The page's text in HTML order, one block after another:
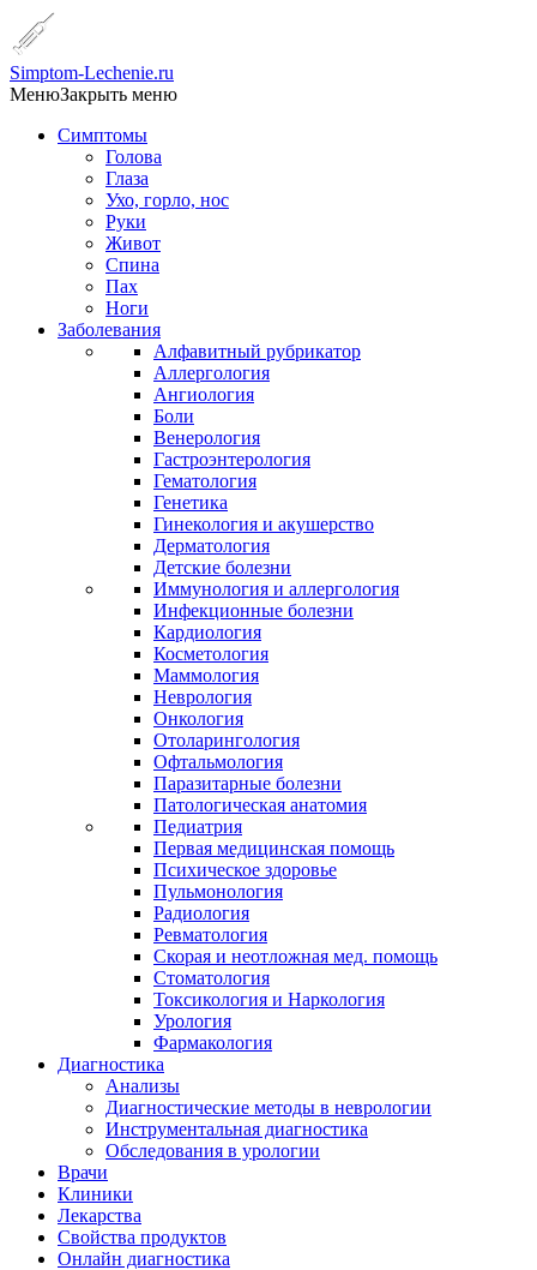
Simptom-Lechenie.ru
МенюЗакрыть меню
Симптомы
Голова
Глаза
Ухо, горло, нос
Руки
Живот
Спина
Пах
Ноги
Заболевания
Алфавитный рубрикатор
Аллергология
Ангиология
Боли
Венерология
Гастроэнтерология
Гематология
Генетика
Гинекология и акушерство
Дерматология
Детские болезни
Иммунология и аллергология
Инфекционные болезни
Кардиология
Косметология
Маммология
Неврология
Онкология
Отоларингология
Офтальмология
Паразитарные болезни
Патологическая анатомия
Педиатрия
Первая медицинская помощь
Психическое здоровье
Пульмонология
Радиология
Ревматология
Скорая и неотложная мед. помощь
Стоматология
Токсикология и Наркология
Урология
Фармакология
Диагностика
Анализы
Диагностические методы в неврологии
Инструментальная диагностика
Обследования в урологии
Врачи
Клиники
Лекарства
Свойства продуктов
Онлайн диагностика